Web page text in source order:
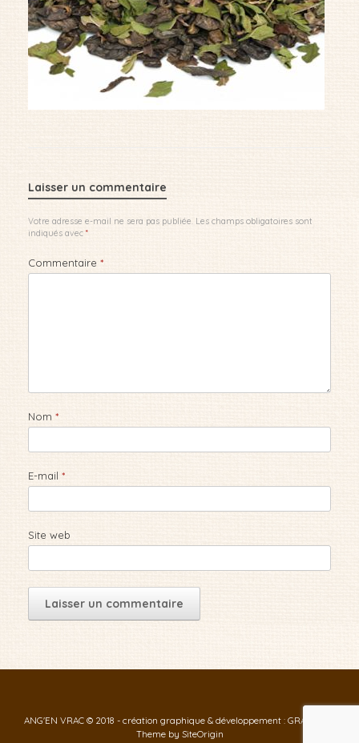
Laisser un commentaire
Votre adresse e-mail ne sera pas publiée. Les champs obligatoires sont
indiqués avec *
Commentaire *
Nom *
E-mail *
Site web
ANG'EN VRAC © 2018 - création graphique & développement : GRAF-ID
Theme by SiteOrigin